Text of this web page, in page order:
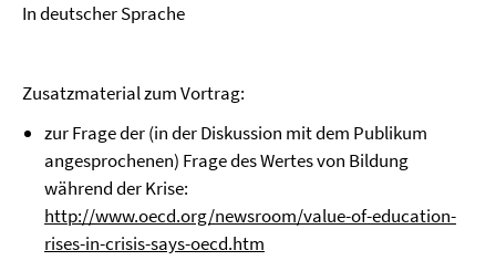
In deutscher Sprache
Zusatzmaterial zum Vortrag:
zur Frage der (in der Diskussion mit dem Publikum
angesprochenen) Frage des Wertes von Bildung
während der Krise:
http://www.oecd.org/newsroom/value-of-education-
rises-in-crisis-says-oecd.htm